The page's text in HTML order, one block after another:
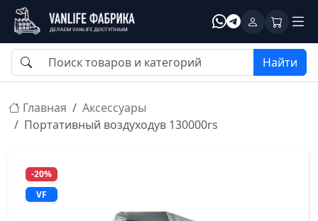
Найти
Главная
Аксессуары
Портативный воздуходув 130000rs
-20%
VF